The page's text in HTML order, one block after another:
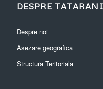
DESPRE TATARANI
Despre noi
Asezare geografica
Structura Teritoriala